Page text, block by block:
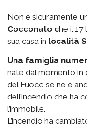
Non è sicuramente
Cocconato che il
sua casa in località
Una famiglia
nate dal momento in
del Fuoco se ne è
dell’incendio che ha
l’immobile.
L’incendio ha